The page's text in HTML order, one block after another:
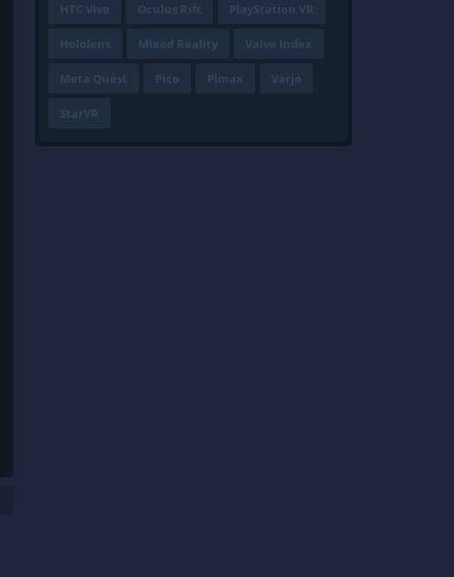
HTC Vive Oculus Rift PlayStation VR
Hololens Mixed Reality Valve Index
Meta Quest Pico Pimax Varjo
StarVR